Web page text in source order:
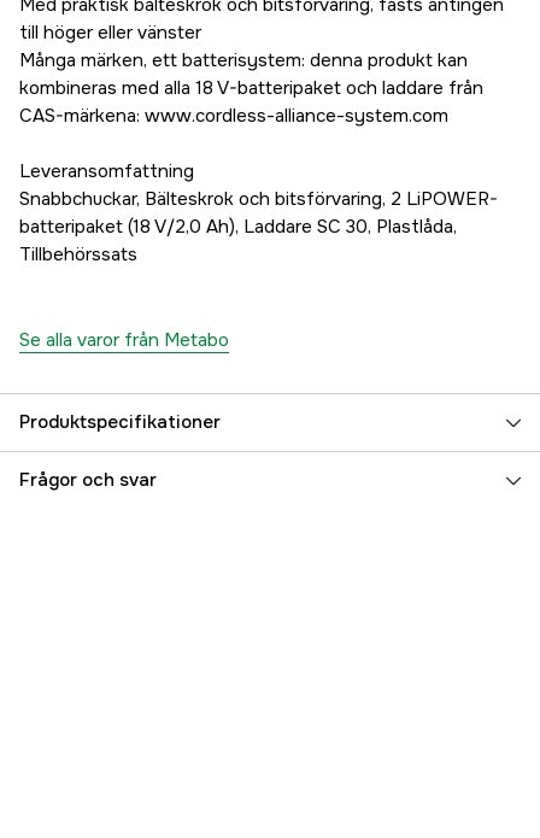
Med praktisk bälteskrok och bitsförvaring, fästs antingen
till höger eller vänster
Många märken, ett batterisystem: denna produkt kan
kombineras med alla 18 V-batteripaket och laddare från
CAS-märkena: www.cordless-alliance-system.com
Leveransomfattning
Snabbchuckar, Bälteskrok och bitsförvaring, 2 LiPOWER-
batteripaket (18 V/2,0 Ah), Laddare SC 30, Plastlåda,
Tillbehörssats
Se alla varor från Metabo
Produktspecifikationer
Drifttyp Nätdriven
Frågor och svar